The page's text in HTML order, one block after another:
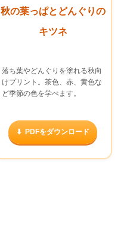
秋の葉っぱとどんぐりの
キツネ
落ち葉やどんぐりを塗れる秋向
けプリント。茶色、赤、黄色な
ど季節の色を学べます。
PDFをダウンロード